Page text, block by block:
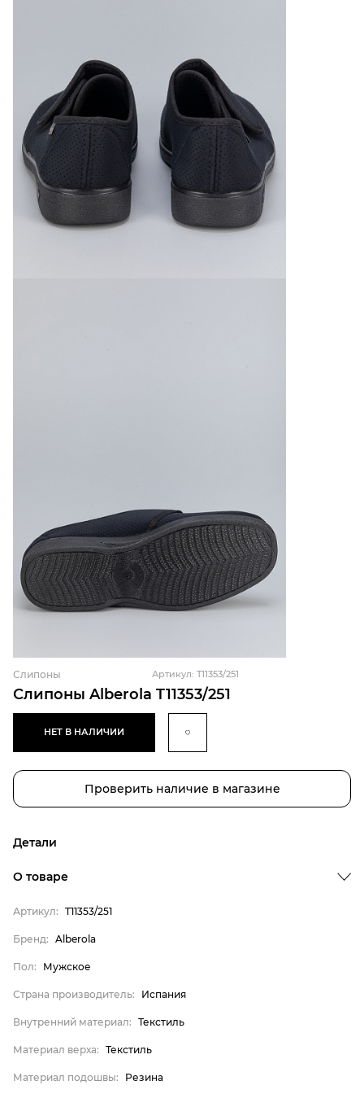
Слипоны Alberola T11353/251
Слипоны Артикул: T11353/251
НЕТ В НАЛИЧИИ
Проверить наличие в магазине
Детали
Страна производитель
Внутренний материал
Материал верха
Материал подошвы
Материал стельки
О товаре
Артикул: T11353/251
Бренд: Alberola
Пол: Мужское
Страна производитель: Испания
Внутренний материал: Текстиль
Материал верха: Текстиль
Материал подошвы: Резина